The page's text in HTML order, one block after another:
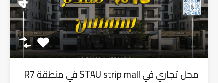
محل تجاري في STAU strip mall في منطقة R7